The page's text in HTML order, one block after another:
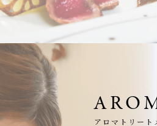
アロマトリート